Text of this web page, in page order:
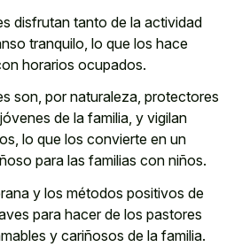
disfrutan tanto de la actividad
tranquilo, lo que los hace
horarios ocupados.
son, por naturaleza, protectores
de la familia, y vigilan
lo que los convierte en un
para las familias con niños.
y los métodos positivos de
para hacer de los pastores
y cariñosos de la familia.